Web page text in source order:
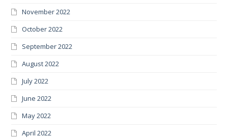
November 2022
October 2022
September 2022
August 2022
July 2022
June 2022
May 2022
April 2022